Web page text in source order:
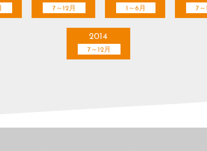
7～12月 1～6月 7～
2014
7～12月